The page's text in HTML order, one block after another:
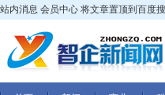
站内消息 会员中心 将文章置顶到百度